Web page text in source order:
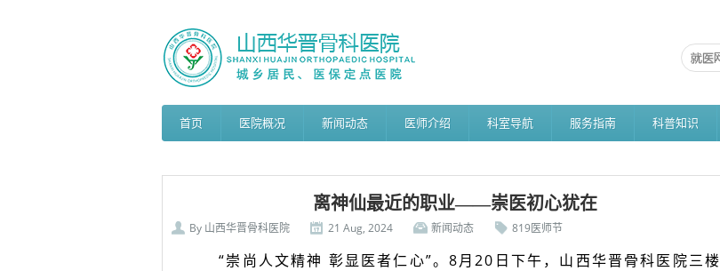
首页 医院概况 新闻动态 医师介绍 科室导航 服务指南 科普知识
离神仙最近的职业——崇医初心犹在
By 山西华晋骨科医院 21 Aug, 2024 新闻动态 819医师节
“崇尚人文精神 彰显医者仁心”。8月20日下午，山西华晋骨科医院三楼